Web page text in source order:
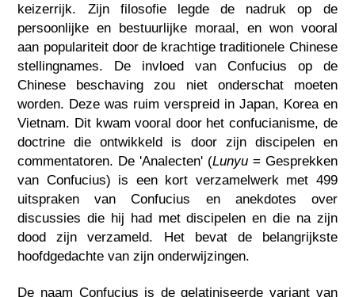
keizerrijk. Zijn filosofie legde de nadruk op de
persoonlijke en bestuurlijke moraal, en won vooral
aan populariteit door de krachtige traditionele Chinese
stellingnames. De invloed van Confucius op de
Chinese beschaving zou niet onderschat moeten
worden. Deze was ruim verspreid in Japan, Korea en
Vietnam. Dit kwam vooral door het confucianisme, de
doctrine die ontwikkeld is door zijn discipelen en
commentatoren. De 'Analecten' (Lunyu= Gesprekken
van Confucius) is een kort verzamelwerk met 499
uitspraken van Confucius en anekdotes over
discussies die hij had met discipelen en die na zijn
dood zijn verzameld. Het bevat de belangrijkste
hoofdgedachte van zijn onderwijzingen.
De naam Confucius is de gelatiniseerde variant van